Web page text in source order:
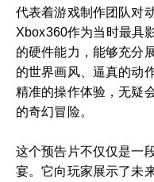
代表着游戏制作团队对
Xbox360作为当时最具
的硬件能力，能够充分
的世界画风、逼真的动
精准的操作体验，无疑
的奇幻冒险。
这个预告片不仅仅是一
宴。它向玩家展示了未